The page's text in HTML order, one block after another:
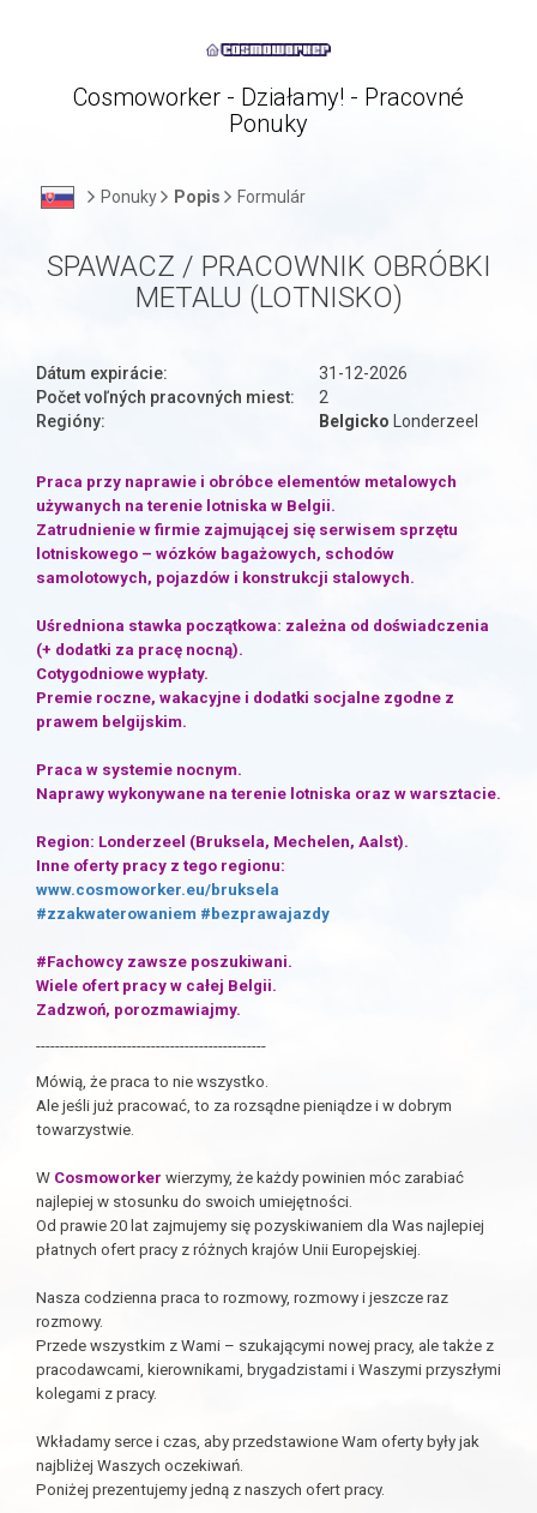
Cosmoworker - Działamy! - Pracovné
Ponuky
Ponuky Popis Formulár
SPAWACZ / PRACOWNIK OBRÓBKI
METALU (LOTNISKO)
Dátum expirácie:
31-12-2026
Počet voľných pracovných miest:
2
Regióny:
Belgicko Londerzeel
Praca przy naprawie i obróbce elementów metalowych
używanych na terenie lotniska w Belgii.
Zatrudnienie w firmie zajmującej się serwisem sprzętu
lotniskowego – wózków bagażowych, schodów
samolotowych, pojazdów i konstrukcji stalowych.
Uśredniona stawka początkowa: zależna od doświadczenia
(+ dodatki za pracę nocną).
Cotygodniowe wypłaty.
Premie roczne, wakacyjne i dodatki socjalne zgodne z
prawem belgijskim.
Praca w systemie nocnym.
Naprawy wykonywane na terenie lotniska oraz w warsztacie.
Region: Londerzeel (Bruksela, Mechelen, Aalst).
Inne oferty pracy z tego regionu:
www.cosmoworker.eu/bruksela
#zzakwaterowaniem #bezprawajazdy
#Fachowcy zawsze poszukiwani.
Wiele ofert pracy w całej Belgii.
Zadzwoń, porozmawiajmy.
------------------------------------------------
Mówią, że praca to nie wszystko.
Ale jeśli już pracować, to za rozsądne pieniądze i w dobrym
towarzystwie.
W Cosmoworker wierzymy, że każdy powinien móc zarabiać
najlepiej w stosunku do swoich umiejętności.
Od prawie 20 lat zajmujemy się pozyskiwaniem dla Was najlepiej
płatnych ofert pracy z różnych krajów Unii Europejskiej.
Nasza codzienna praca to rozmowy, rozmowy i jeszcze raz
rozmowy.
Przede wszystkim z Wami – szukającymi nowej pracy, ale także z
pracodawcami, kierownikami, brygadzistami i Waszymi przyszłymi
kolegami z pracy.
Wkładamy serce i czas, aby przedstawione Wam oferty były jak
najbliżej Waszych oczekiwań.
Poniżej prezentujemy jedną z naszych ofert pracy.